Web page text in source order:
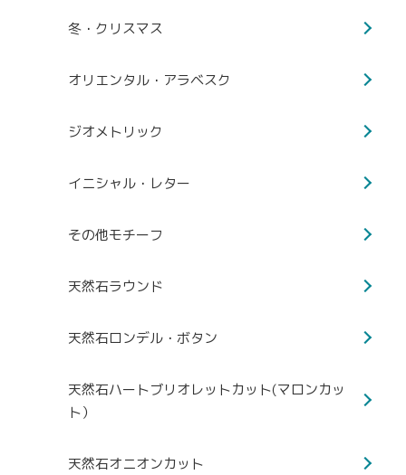
冬・クリスマス
オリエンタル・アラベスク
ジオメトリック
イニシャル・レター
その他モチーフ
天然石ラウンド
天然石ロンデル・ボタン
天然石ハートブリオレットカット(マロンカッ
ト）
天然石オニオンカット